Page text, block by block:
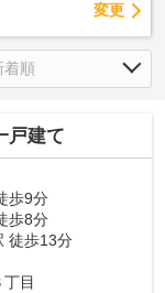
変更
戸建て
歩9分
歩8分
徒歩13分
丁目